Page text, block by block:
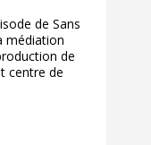
de Sans
médiation
de
centre de